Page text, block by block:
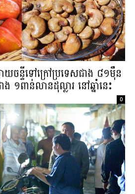
ាយចន្ទីទៅក្រៅប្រទេសជាង ៨១ម៉ឺន
ពាន់លានដុល្លារ នៅឆ្នាំនេះ
0